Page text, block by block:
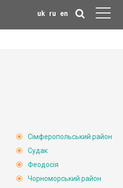
uk ru en
Сімферопольський район
Судак
Феодосія
Чорноморський район